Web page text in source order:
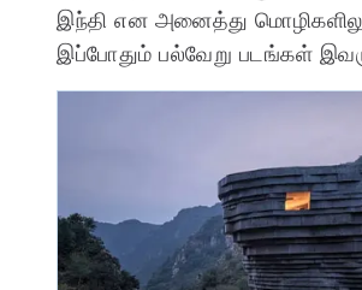
இந்தி என அனைத்து
இப்போதும் பல்வேறு படங்கள்